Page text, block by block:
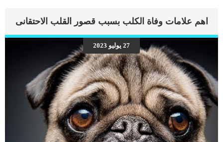
اهم علامات وفاة الكلب بسبب قصور القلب الاحتقانى
27 يوليو 2023